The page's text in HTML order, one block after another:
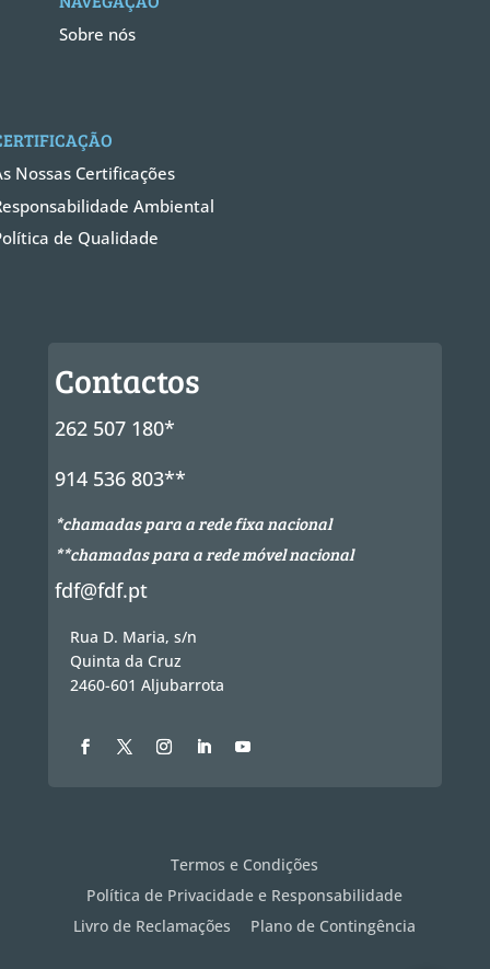
Sobre nós
Nossas Certificações
Ambiental
de Qualidade
Contactos
262 507 180*
914 536 803**
*chamadas para a rede fixa nacional
**chamadas para a rede móvel nacional
fdf@fdf.pt
Rua D. Maria, s/n
Quinta da Cruz
2460-601 Aljubarrota
Termos e Condições
Política de Privacidade e Responsabilidade
Livro de Reclamações
Plano de Contingência